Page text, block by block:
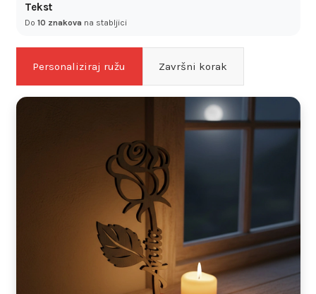
Tekst
Do 10 znakova na stabljici
Personaliziraj ružu Završni korak